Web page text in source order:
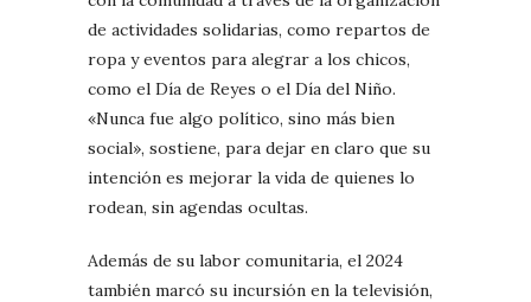
de actividades solidarias, como repartos de
ropa y eventos para alegrar a los chicos,
como el Día de Reyes o el Día del Niño.
«Nunca fue algo político, sino más bien
social», sostiene, para dejar en claro que su
intención es mejorar la vida de quienes lo
rodean, sin agendas ocultas.
Además de su labor comunitaria, el 2024
también marcó su incursión en la televisión,